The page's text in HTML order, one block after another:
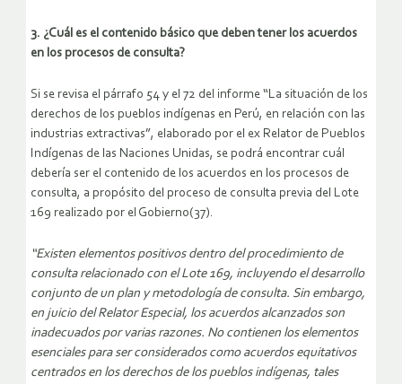
3. ¿Cuál es el contenido básico que deben tener los acuerdos
en los procesos de consulta?
Si se revisa el párrafo 54 y el 72 del informe “La situación de los
derechos de los pueblos indígenas en Perú, en relación con las
industrias extractivas”, elaborado por el ex Relator de Pueblos
Indígenas de las Naciones Unidas, se podrá encontrar cuál
debería ser el contenido de los acuerdos en los procesos de
consulta, a propósito del proceso de consulta previa del Lote
169 realizado por el Gobierno(37).
“Existen elementos positivos dentro del procedimiento de
consulta relacionado con el Lote 169, incluyendo el desarrollo
conjunto de un plan y metodología de consulta. Sin embargo,
en juicio del Relator Especial, los acuerdos alcanzados son
inadecuados por varias razones. No contienen los elementos
esenciales para ser considerados como acuerdos equitativos
centrados en los derechos de los pueblos indígenas, tales